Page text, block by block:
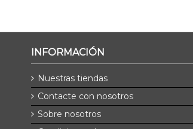
INFORMACIÓN
Nuestras tiendas
Contacte con nosotros
Sobre nosotros